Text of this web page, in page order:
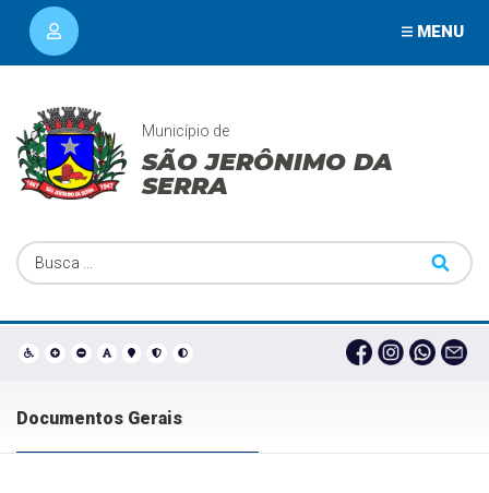
MENU
Município de
SÃO JERÔNIMO DA
SERRA
Documentos Gerais